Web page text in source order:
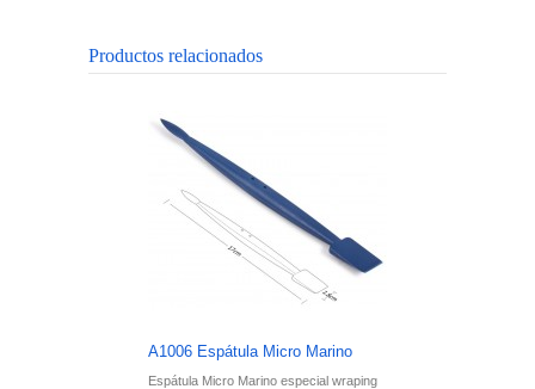
Productos relacionados
A1006 Espátula Micro Marino
Espátula Micro Marino especial wraping